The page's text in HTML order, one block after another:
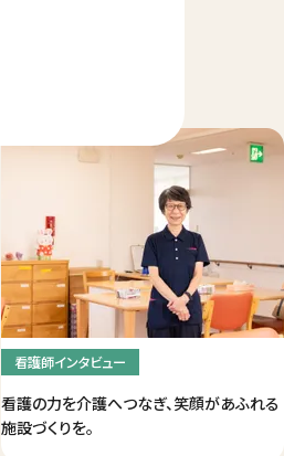
看護師インタビュー
看護の力を介護へつなぎ、笑顔があふれる
施設づくりを。